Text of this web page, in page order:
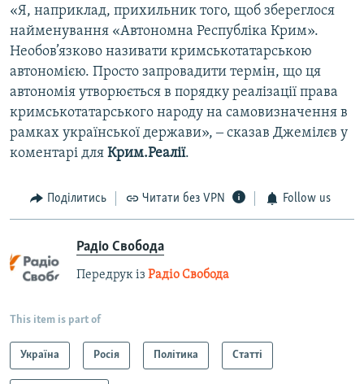
«Я, наприклад, прихильник того, щоб збереглося
найменування «Автономна Республіка Крим».
Необов’язково називати кримськотатарською
автономією. Просто запровадити термін, що ця
автономія утворюється в порядку реалізації права
кримськотатарського народу на самовизначення в
рамках української держави», ‒ сказав Джемілєв у
коментарі для Крим.Реалії.
Поділитись Читати без VPN Follow us
Радіо Свобода
Передрук із Радіо Свобода
This item is part of
Україна Росія Політика Статті